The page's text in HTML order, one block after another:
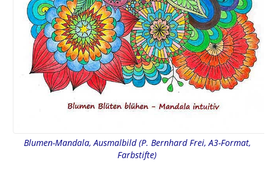
Blumen-Mandala, Ausmalbild (P. Bernhard Frei, A3-Format,
Farbstifte)